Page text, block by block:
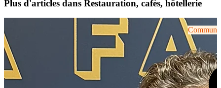
Plus d'articles dans Restauration, cafés, hôtellerie